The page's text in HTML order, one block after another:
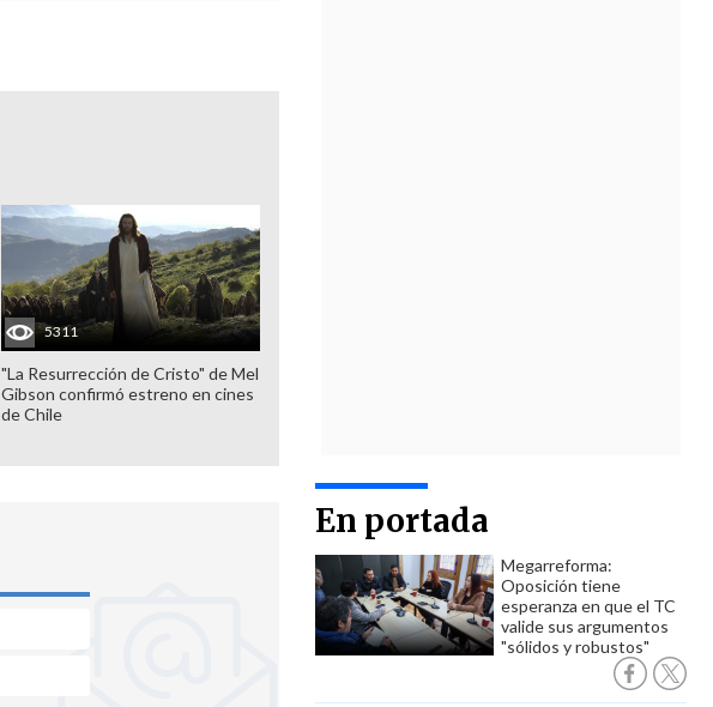
En portada
Megarreforma:
Oposición tiene
esperanza en que el TC
valide sus argumentos
"sólidos y robustos"
5311
"La Resurrección de Cristo" de Mel
Gibson confirmó estreno en cines
de Chile